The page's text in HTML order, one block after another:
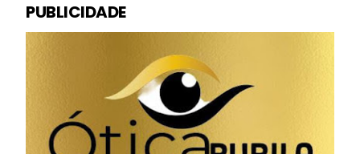
PUBLICIDADE